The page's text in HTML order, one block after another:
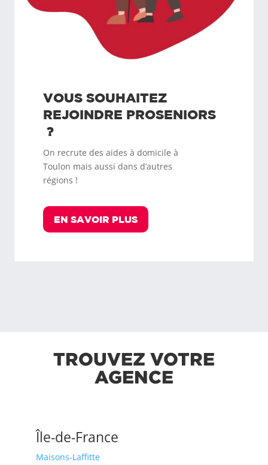
VOUS SOUHAITEZ
REJOINDRE PROSENIORS
?
On recrute des aides à domicile à
Toulon mais aussi dans d’autres
régions !
EN SAVOIR PLUS
TROUVEZ VOTRE
AGENCE
Île-de-France
Maisons-Laffitte